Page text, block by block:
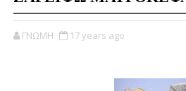
ΓΝΩΜΗ 17 years ago